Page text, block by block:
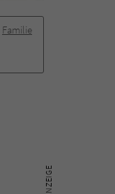
Familie